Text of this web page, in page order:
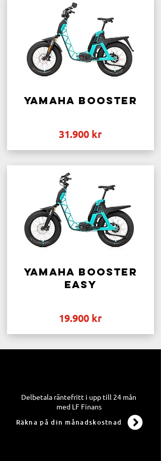
Yamaha Booster
31.900 kr
Yamaha Booster
Easy
19.900 kr
Delbetala räntefritt i upp till 24 mån
med LF Finans
Räkna på din månadskostnad